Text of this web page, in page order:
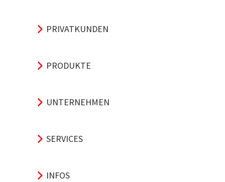
PRIVATKUNDEN
PRODUKTE
UNTERNEHMEN
SERVICES
INFOS